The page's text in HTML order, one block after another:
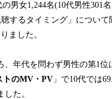
男女1,244名(10代男性301
するタイミング」につい
ました。
年代を問わず男性の第1位
トのMV・PV 」で10代では
た。